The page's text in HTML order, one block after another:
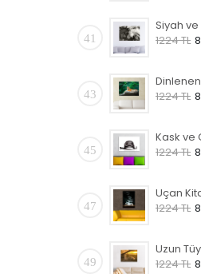
41
1224 TL
43
1224 TL
45
1224 TL
47
1224 TL
49
1224 TL